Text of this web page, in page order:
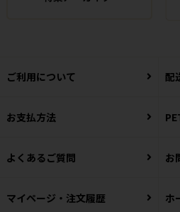
ご利用について 配
お支払方法
よくあるご質問 お
マイページ・注文履歴 ホ